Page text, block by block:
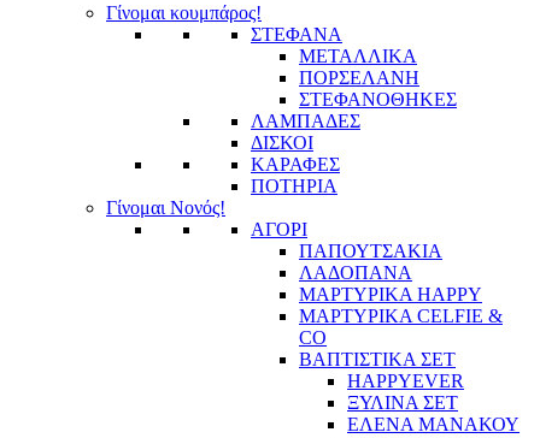
Γίνομαι κουμπάρος!
ΣΤΕΦΑΝΑ
ΜΕΤΑΛΛΙΚΑ
ΠΟΡΣΕΛΑΝΗ
ΣΤΕΦΑΝΟΘΗΚΕΣ
ΛΑΜΠΑΔΕΣ
ΔΙΣΚΟΙ
ΚΑΡΑΦΕΣ
ΠΟΤΗΡΙΑ
Γίνομαι Νονός!
ΑΓΟΡΙ
ΠΑΠΟΥΤΣΑΚΙΑ
ΛΑΔΟΠΑΝΑ
ΜΑΡΤΥΡΙΚΑ HAPPY
ΜΑΡΤΥΡΙΚΑ CELFIE &
CO
ΒΑΠΤΙΣΤΙΚΑ ΣΕΤ
HAPPYEVER
ΞΥΛΙΝΑ ΣΕΤ
ΕΛΕΝΑ ΜΑΝΑΚΟΥ